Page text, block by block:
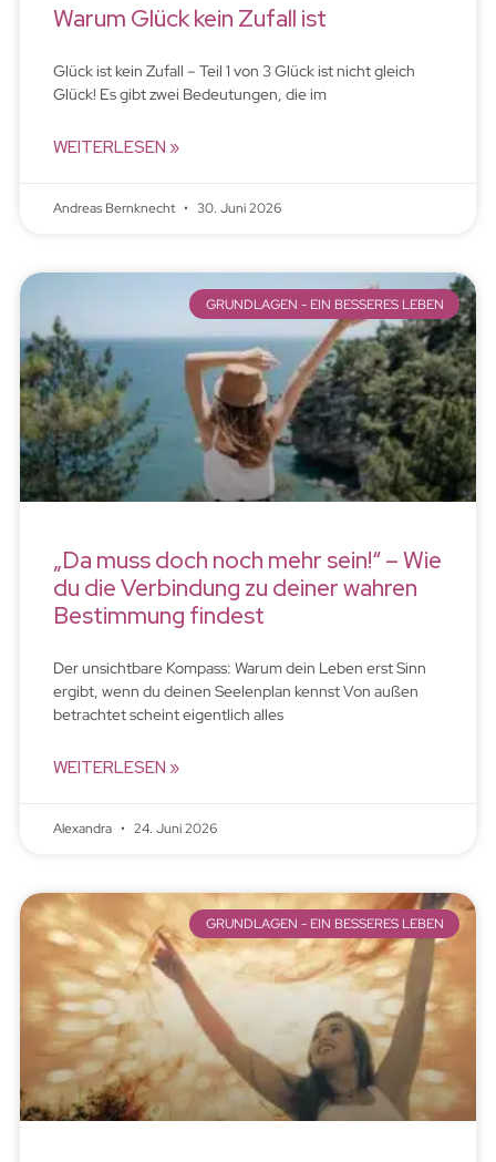
Warum Glück kein Zufall ist
Glück ist kein Zufall – Teil 1 von 3 Glück ist nicht gleich
Glück! Es gibt zwei Bedeutungen, die im
WEITERLESEN »
Andreas Bernknecht 30. Juni 2026
GRUNDLAGEN - EIN BESSERES LEBEN
„Da muss doch noch mehr sein!“ – Wie
du die Verbindung zu deiner wahren
Bestimmung findest
Der unsichtbare Kompass: Warum dein Leben erst Sinn
ergibt, wenn du deinen Seelenplan kennst Von außen
betrachtet scheint eigentlich alles
WEITERLESEN »
Alexandra 24. Juni 2026
GRUNDLAGEN - EIN BESSERES LEBEN